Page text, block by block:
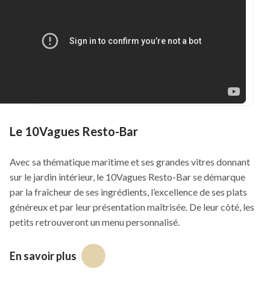
9h00 - 11h00
13h30 - 15h30
Jeux de société GÉANTS
16h00 - 18h00
Fiesta musicale avec Winston (piscine)
Jeux vidéo Mario Kart, Mario Party Jamboree et Just Dance
Le 10Vagues Resto-Bar
Avec sa thématique maritime et ses grandes vitres donnant
sur le jardin intérieur, le 10Vagues Resto-Bar se démarque
par la fraîcheur de ses ingrédients, l’excellence de ses plats
généreux et par leur présentation maîtrisée. De leur côté, les
petits retrouveront un menu personnalisé.
En savoir plus
Ce